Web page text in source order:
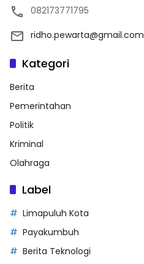
082173771795
ridho.pewarta@gmail.com
Kategori
Berita
Pemerintahan
Politik
Kriminal
Olahraga
Label
Limapuluh Kota
Payakumbuh
Berita Teknologi